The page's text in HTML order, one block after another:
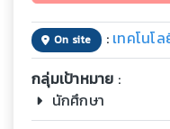
On site : เทคโนโ
กลุ่มเป้าหมาย :
นักศึกษา